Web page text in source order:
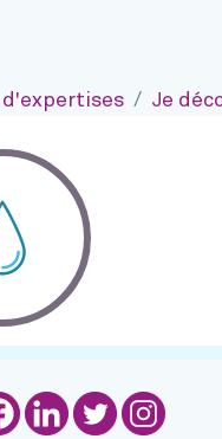
d'expertises Je
Partager